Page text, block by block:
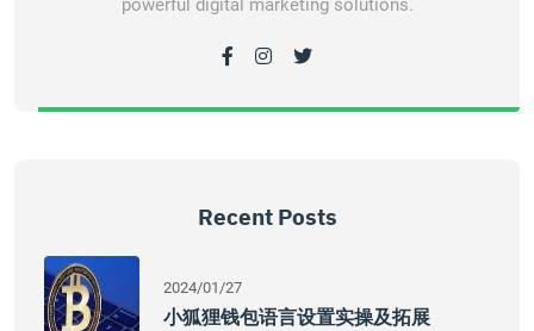
powerful digital marketing solutions.
Recent Posts
2024/01/27
小狐狸钱包语言设置实操及拓展